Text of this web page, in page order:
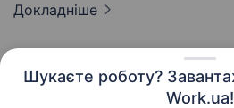
Шукаєте роботу?
Work.ua!
Докладніше